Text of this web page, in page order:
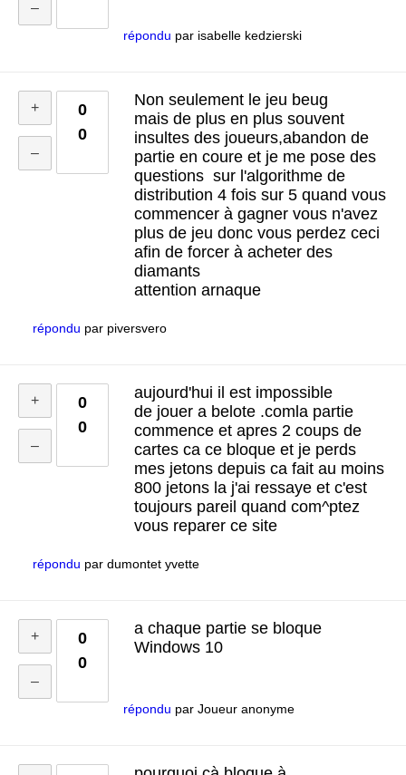
répondu par isabelle kedzierski
0
0
Non seulement le jeu beug
mais de plus en plus souvent
insultes des joueurs,abandon de
partie en coure et je me pose des
questions sur l'algorithme de
distribution 4 fois sur 5 quand vous
commencer à gagner vous n'avez
plus de jeu donc vous perdez ceci
afin de forcer à acheter des
diamants
attention arnaque
répondu par piversvero
0
0
aujourd'hui il est impossible
de jouer a belote .comla partie
commence et apres 2 coups de
cartes ca ce bloque et je perds
mes jetons depuis ca fait au moins
800 jetons la j'ai ressaye et c'est
toujours pareil quand com^ptez
vous reparer ce site
répondu par dumontet yvette
0
0
a chaque partie se bloque
Windows 10
répondu par Joueur anonyme